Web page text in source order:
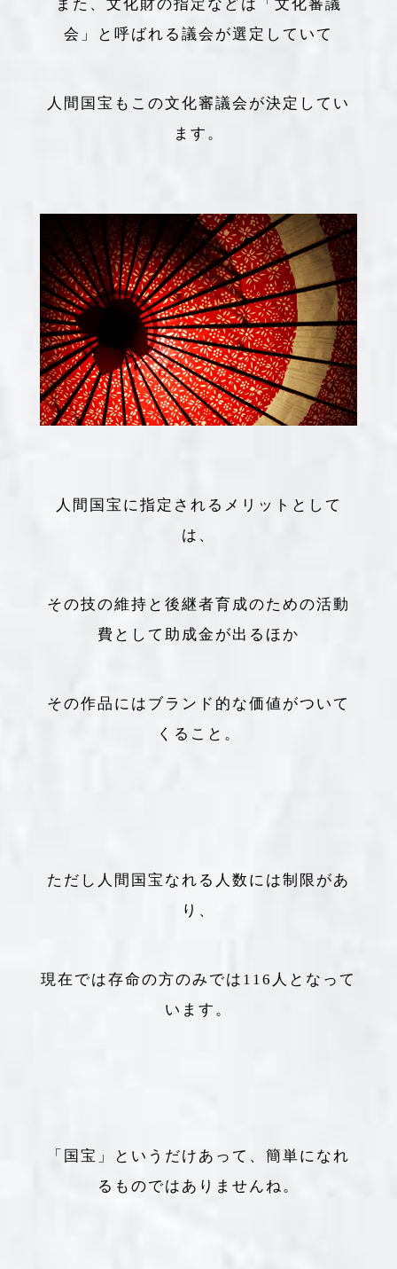
また、文化財の指定などは「文化審議
会」と呼ばれる議会が選定していて
人間国宝もこの文化審議会が決定してい
ます。
人間国宝に指定されるメリットとして
は、
その技の維持と後継者育成のための活動
費として助成金が出るほか
その作品にはブランド的な価値がついて
くること。
ただし人間国宝なれる人数には制限があ
り、
現在では存命の方のみでは116人となって
います。
「国宝」というだけあって、簡単になれ
るものではありませんね。